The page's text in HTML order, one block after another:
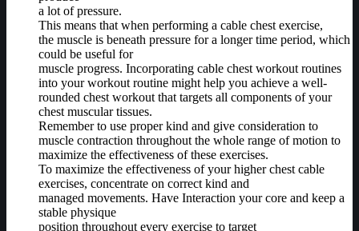
a lot of pressure.
This means that when performing a cable chest exercise,
the muscle is beneath pressure for a longer time period, which
could be useful for
muscle progress. Incorporating cable chest workout routines
into your workout routine might help you achieve a well-
rounded chest workout that targets all components of your
chest muscular tissues.
Remember to use proper kind and give consideration to
muscle contraction throughout the whole range of motion to
maximize the effectiveness of these exercises.
To maximize the effectiveness of your higher chest cable
exercises, concentrate on correct kind and
managed movements. Have Interaction your core and keep a
stable physique
position throughout every exercise to target